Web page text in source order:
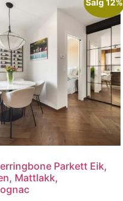
Salg 12%
Parkett Eik,
Mattlakk,